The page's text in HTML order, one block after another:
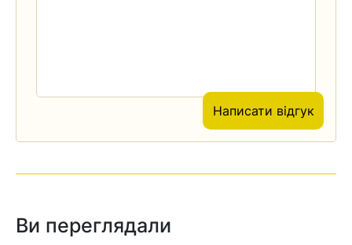
Написати відгук
Ви переглядали